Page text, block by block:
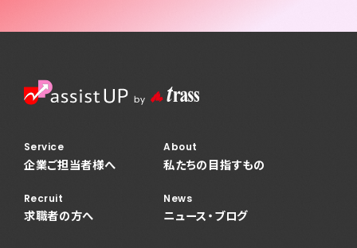
Service
企業ご担当者様へ
About
私たちの目指すもの
Recruit
求職者の方へ
News
ニュース・ブログ